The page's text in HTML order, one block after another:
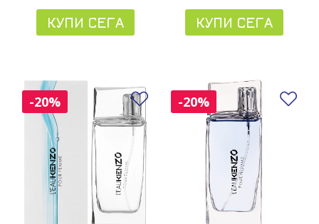
КУПИ СЕГА КУПИ СЕГА
-20% Добави в любими
-20%